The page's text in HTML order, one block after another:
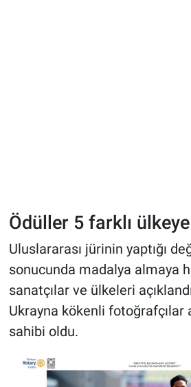
Ödüller 5 farklı
Uluslararası jürinin yaptığı
sonucunda madalya almaya
sanatçılar ve ülkeleri
Ukrayna kökenli fotoğrafçılar
sahibi oldu.